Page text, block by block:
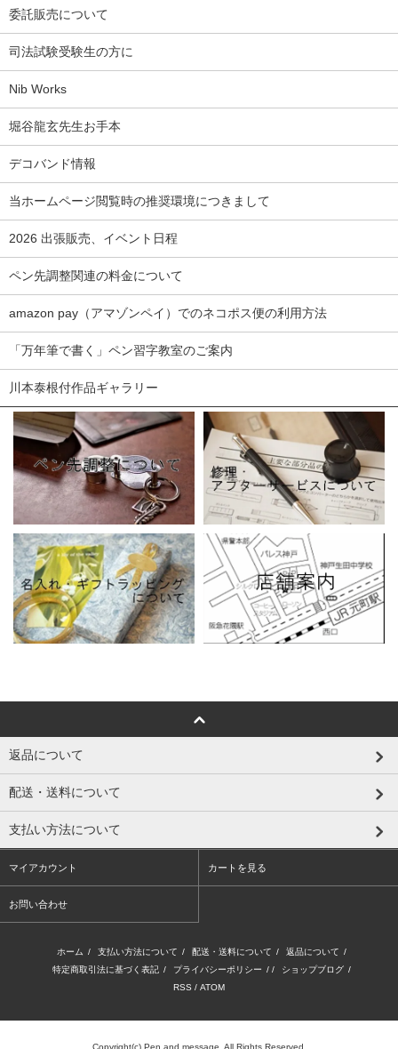
委託販売について
司法試験受験生の方に
Nib Works
堀谷龍玄先生お手本
デコバンド情報
当ホームページ閲覧時の推奨環境につきまして
2026 出張販売、イベント日程
ペン先調整関連の料金について
amazon pay（アマゾンペイ）でのネコポス便の利用方法
「万年筆で書く」ペン習字教室のご案内
川本泰根付作品ギャラリー
返品について
配送・送料について
支払い方法について
マイアカウント カートを見る
お問い合わせ
ホーム / 支払い方法について / 配送・送料について / 返品について /
特定商取引法に基づく表記 / プライバシーポリシー / / ショップブログ /
RSS / ATOM